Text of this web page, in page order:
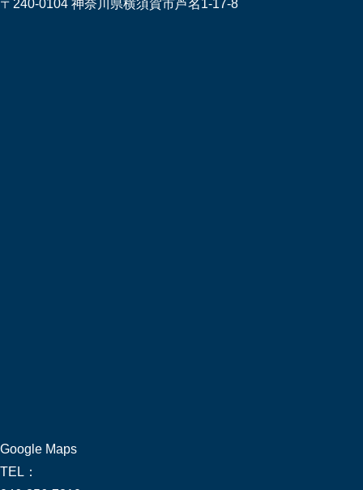
〒240-0104 神奈川県横須賀市芦名1-17-8
Google Maps
TEL：